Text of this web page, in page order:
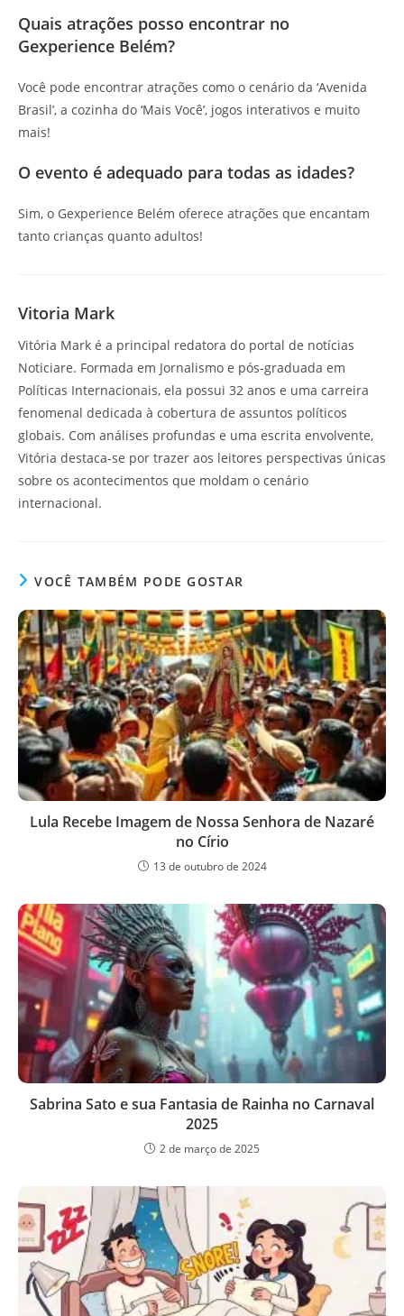
Quais atrações posso encontrar no
Gexperience Belém?
Você pode encontrar atrações como o cenário da ‘Avenida
Brasil’, a cozinha do ‘Mais Você’, jogos interativos e muito
mais!
O evento é adequado para todas as idades?
Sim, o Gexperience Belém oferece atrações que encantam
tanto crianças quanto adultos!
Vitoria Mark
Vitória Mark é a principal redatora do portal de notícias
Noticiare. Formada em Jornalismo e pós-graduada em
Políticas Internacionais, ela possui 32 anos e uma carreira
fenomenal dedicada à cobertura de assuntos políticos
globais. Com análises profundas e uma escrita envolvente,
Vitória destaca-se por trazer aos leitores perspectivas únicas
sobre os acontecimentos que moldam o cenário
internacional.
VOCÊ TAMBÉM PODE GOSTAR
Lula Recebe Imagem de Nossa Senhora de Nazaré
no Círio
13 de outubro de 2024
Sabrina Sato e sua Fantasia de Rainha no Carnaval
2025
2 de março de 2025